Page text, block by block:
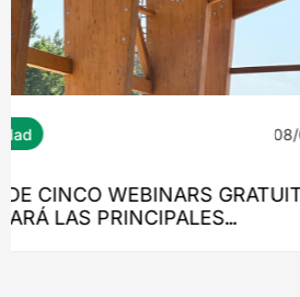
MONROY 2775: EL
LLEVARÁ LA MADERA